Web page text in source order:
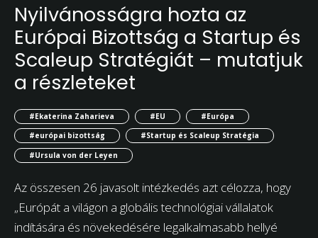
Nyilvánosságra hozta az
Európai Bizottság a Startup és
Scaleup Stratégiát – mutatjuk
a részleteket
#Ekaterina Zaharieva #EU
#Európa
#európai bizottság
#Startup és Scaleup Stratégia
#Ursula von der Leyen
Az összesen 26 javasolt intézkedés azt célozza, hogy
„Európát a világon a globális technológiai vállalatok
indítására és növekedésére legalkalmasabb hellyé